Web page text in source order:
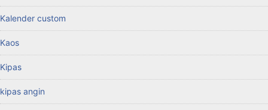
Kalender custom
Kaos
Kipas
kipas angin